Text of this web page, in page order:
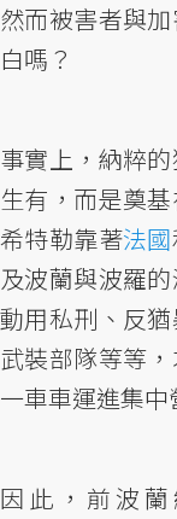
然而被害者與
白嗎？
事實上，納粹
生有，而是奠
希特勒靠著法國
及波蘭與波羅
動用私刑、反
武裝部隊等等
一車車運進集中
因此，前波蘭